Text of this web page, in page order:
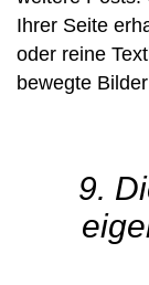
Ihrer Seite
oder reine
bewegte
9.